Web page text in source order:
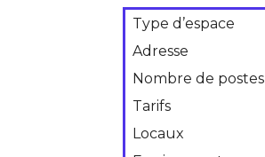
Type d’espace
Adresse
Nombre de postes
Tarifs
Locaux